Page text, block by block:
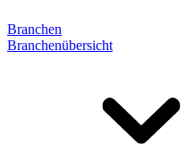
Branchen
Branchenübersicht